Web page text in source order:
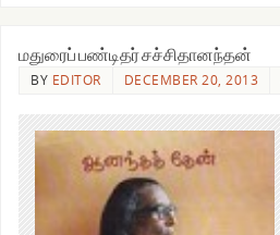
மதுரைப் பண்டிதர் சச்சிதானந்தன்
BY EDITOR DECEMBER 20, 2013